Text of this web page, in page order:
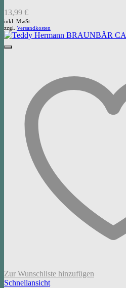
13,99 €
inkl. MwSt.
zzgl. Versandkosten
Zur Wunschliste hinzufügen
Schnellansicht